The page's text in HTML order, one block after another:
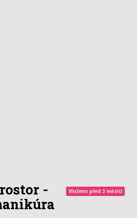
-
Vloženo před 3 měsíci